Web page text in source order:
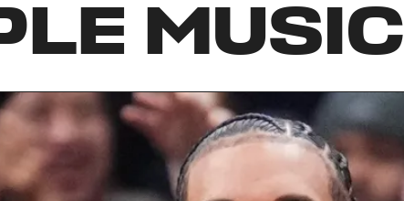
MUSIC